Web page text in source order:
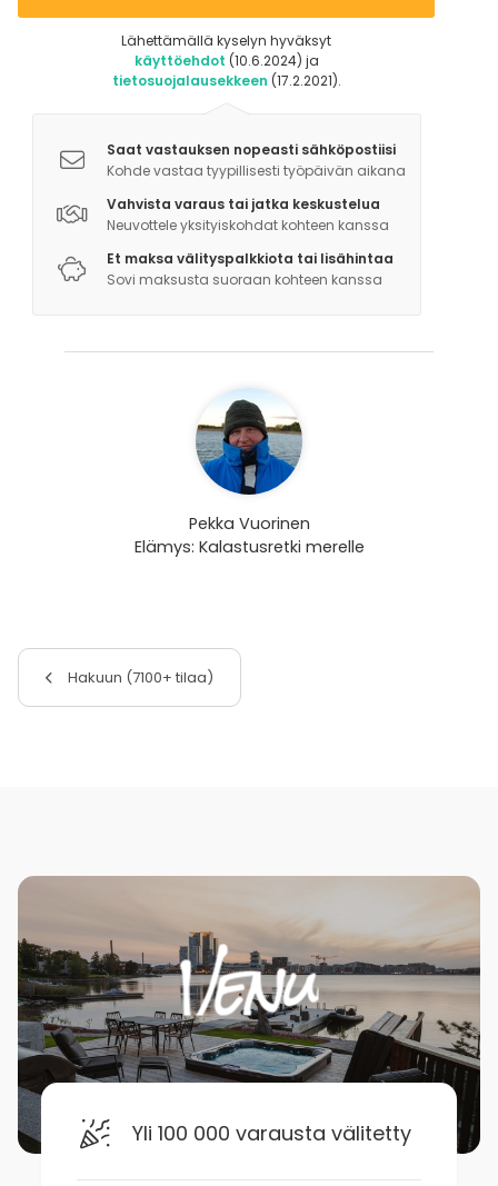
Lähettämällä kyselyn hyväksyt
käyttöehdot (10.6.2024) ja
tietosuojalausekkeen (17.2.2021).
Saat vastauksen nopeasti sähköpostiisi
Kohde vastaa tyypillisesti työpäivän aikana
Vahvista varaus tai jatka keskustelua
Neuvottele yksityiskohdat kohteen kanssa
Et maksa välityspalkkiota tai lisähintaa
Sovi maksusta suoraan kohteen kanssa
Pekka Vuorinen
Elämys: Kalastusretki merelle
Hakuun (7100+ tilaa)
Yli 100 000 varausta välitetty